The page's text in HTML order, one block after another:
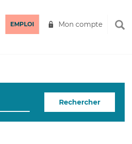
EMPLOI Mon compte
Rechercher